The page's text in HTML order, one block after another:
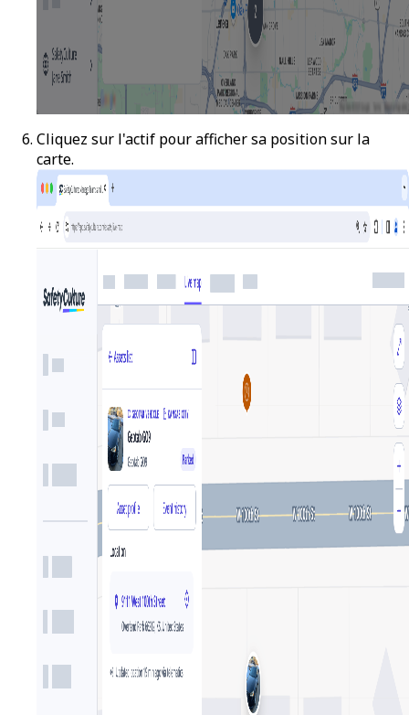
Cliquez sur l'actif pour afficher sa position sur la
carte.